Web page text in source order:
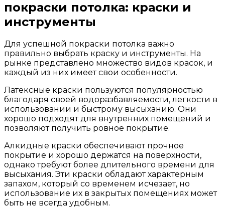
покраски потолка: краски и
инструменты
Для успешной покраски потолка важно
правильно выбрать краску и инструменты. На
рынке представлено множество видов красок, и
каждый из них имеет свои особенности.
Латексные краски пользуются популярностью
благодаря своей водоразбавляемости, легкости в
использовании и быстрому высыханию. Они
хорошо подходят для внутренних помещений и
позволяют получить ровное покрытие.
Алкидные краски обеспечивают прочное
покрытие и хорошо держатся на поверхности,
однако требуют более длительного времени для
высыхания. Эти краски обладают характерным
запахом, который со временем исчезает, но
использование их в закрытых помещениях может
быть не всегда удобным.